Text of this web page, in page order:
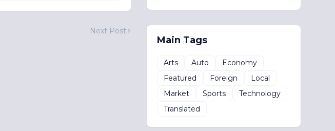
Next Post
Main Tags
Arts Auto
Economy
Featured
Foreign
Local
Market
Sports
Technology
Translated